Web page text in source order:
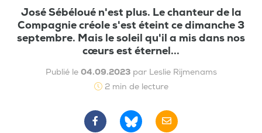
José Sébéloué n'est plus. Le chanteur de la
Compagnie créole s'est éteint ce dimanche 3
septembre. Mais le soleil qu'il a mis dans nos
cœurs est éternel...
Publié le 04.09.2023 par Leslie Rijmenams
2 min de lecture